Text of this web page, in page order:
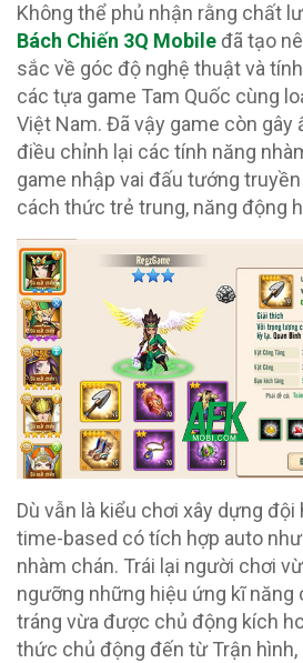
Không thể phủ nhận rằng chất
Bách Chiến 3Q Mobileđã tạo
sắc về góc độ nghệ thuật và
các tựa game Tam Quốc cùng
Việt Nam. Đã vậy game còn gây
điều chỉnh lại các tính năng
game nhập vai đấu tướng
cách thức trẻ trung, năng động
Dù vẫn là kiểu chơi xây dựng
time-based có tích hợp auto
nhàm chán. Trái lại người chơi
ngưỡng những hiệu ứng kĩ năng
tráng vừa được chủ động kích
thức chủ động đến từ Trận hình,